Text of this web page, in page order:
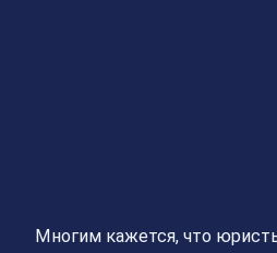
Многим кажется, что